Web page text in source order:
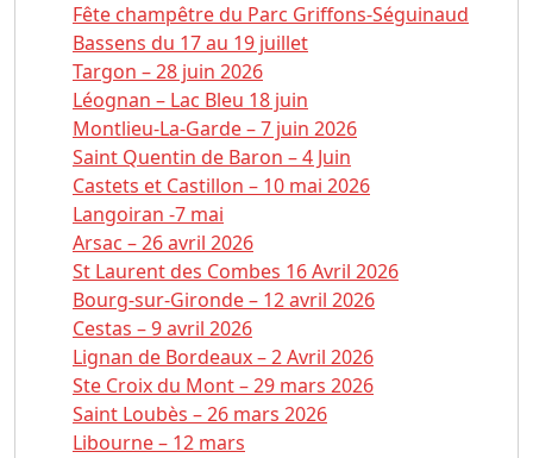
Fête champêtre du Parc Griffons-Séguinaud
Bassens du 17 au 19 juillet
Targon – 28 juin 2026
Léognan – Lac Bleu 18 juin
Montlieu-La-Garde – 7 juin 2026
Saint Quentin de Baron – 4 Juin
Castets et Castillon – 10 mai 2026
Langoiran -7 mai
Arsac – 26 avril 2026
St Laurent des Combes 16 Avril 2026
Bourg-sur-Gironde – 12 avril 2026
Cestas – 9 avril 2026
Lignan de Bordeaux – 2 Avril 2026
Ste Croix du Mont – 29 mars 2026
Saint Loubès – 26 mars 2026
Libourne – 12 mars